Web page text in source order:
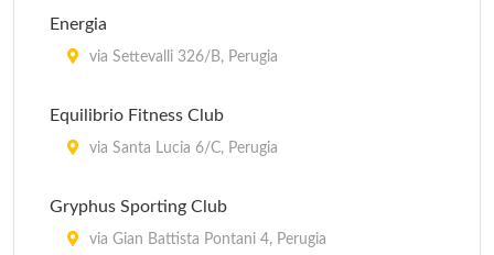
Energia
via Settevalli 326/B, Perugia
Equilibrio Fitness Club
via Santa Lucia 6/C, Perugia
Gryphus Sporting Club
via Gian Battista Pontani 4, Perugia